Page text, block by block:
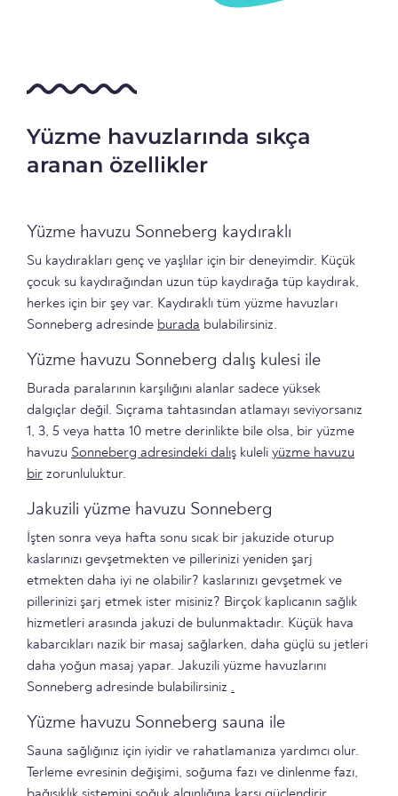
Yüzme havuzlarında sıkça
aranan özellikler
Yüzme havuzu Sonneberg kaydıraklı
Su kaydırakları genç ve yaşlılar için bir deneyimdir. Küçük
çocuk su kaydırağından uzun tüp kaydırağa tüp kaydırak,
herkes için bir şey var. Kaydıraklı tüm yüzme havuzları
Sonneberg adresinde burada bulabilirsiniz.
Yüzme havuzu Sonneberg dalış kulesi ile
Burada paralarının karşılığını alanlar sadece yüksek
dalgıçlar değil. Sıçrama tahtasından atlamayı seviyorsanız
1, 3, 5 veya hatta 10 metre derinlikte bile olsa, bir yüzme
havuzu Sonneberg adresindeki dalış kuleli yüzme havuzu
bir zorunluluktur.
Jakuzili yüzme havuzu Sonneberg
İşten sonra veya hafta sonu sıcak bir jakuzide oturup
kaslarınızı gevşetmekten ve pillerinizi yeniden şarj
etmekten daha iyi ne olabilir? kaslarınızı gevşetmek ve
pillerinizi şarj etmek ister misiniz? Birçok kaplıcanın sağlık
hizmetleri arasında jakuzi de bulunmaktadır. Küçük hava
kabarcıkları nazik bir masaj sağlarken, daha güçlü su jetleri
daha yoğun masaj yapar. Jakuzili yüzme havuzlarını
Sonneberg adresinde bulabilirsiniz .
Yüzme havuzu Sonneberg sauna ile
Sauna sağlığınız için iyidir ve rahatlamanıza yardımcı olur.
Terleme evresinin değişimi, soğuma fazı ve dinlenme fazı,